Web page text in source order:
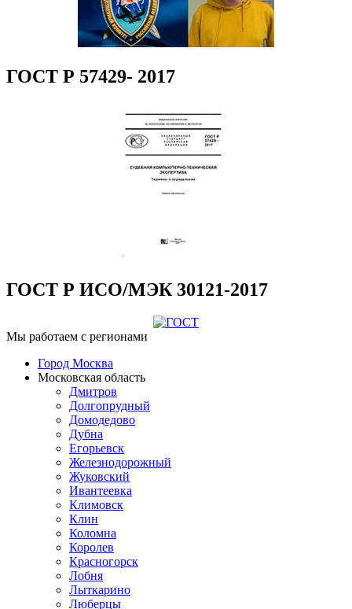
ГОСТ Р 57429- 2017
ГОСТ Р ИСО/МЭК 30121-2017
Мы работаем с регионами
Город Москва
Московская область
Дмитров
Долгопрудный
Домодедово
Дубна
Егорьевск
Железнодорожный
Жуковский
Ивантеевка
Климовск
Клин
Коломна
Королев
Красногорск
Лобня
Лыткарино
Люберцы